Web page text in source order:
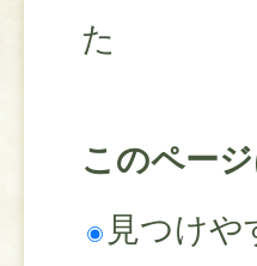
た
このペー
見つけや